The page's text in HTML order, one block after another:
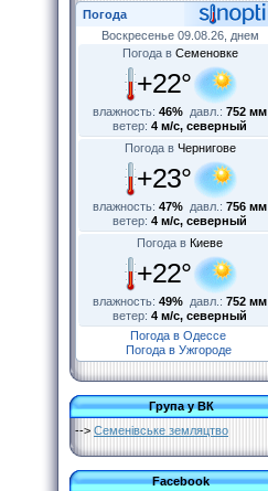
Погода
Воскресенье 09.08.26, днем
Погода в Семеновке
+22°
влажность: 46% давл.: 752 мм
ветер: 4 м/с, северный
Погода в Чернигове
+23°
влажность: 47% давл.: 756 мм
ветер: 4 м/с, северный
Погода в Киеве
+22°
влажность: 49% давл.: 752 мм
ветер: 4 м/с, северный
Погода в Одессе
Погода в Ужгороде
Група у ВК
--> Семенівське земляцтво
Facebook